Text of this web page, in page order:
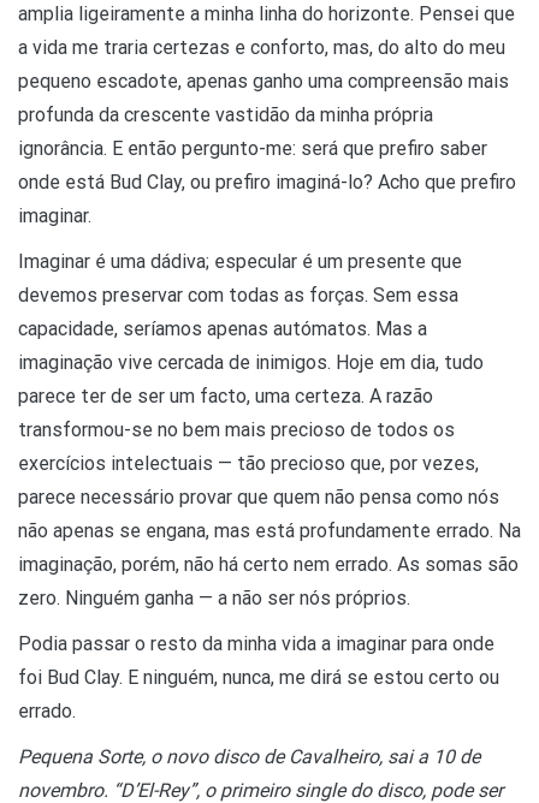
amplia ligeiramente a minha linha do horizonte. Pensei que
a vida me traria certezas e conforto, mas, do alto do meu
pequeno escadote, apenas ganho uma compreensão mais
profunda da crescente vastidão da minha própria
ignorância. E então pergunto-me: será que prefiro saber
onde está Bud Clay, ou prefiro imaginá-lo? Acho que prefiro
imaginar.
Imaginar é uma dádiva; especular é um presente que
devemos preservar com todas as forças. Sem essa
capacidade, seríamos apenas autómatos. Mas a
imaginação vive cercada de inimigos. Hoje em dia, tudo
parece ter de ser um facto, uma certeza. A razão
transformou-se no bem mais precioso de todos os
exercícios intelectuais — tão precioso que, por vezes,
parece necessário provar que quem não pensa como nós
não apenas se engana, mas está profundamente errado. Na
imaginação, porém, não há certo nem errado. As somas são
zero. Ninguém ganha — a não ser nós próprios.
Podia passar o resto da minha vida a imaginar para onde
foi Bud Clay. E ninguém, nunca, me dirá se estou certo ou
errado.
Pequena Sorte, o novo disco de Cavalheiro, sai a 10 de
novembro. “D’El-Rey”, o primeiro single do disco, pode ser